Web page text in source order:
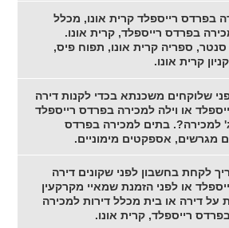
בפרדס רייספלד קרית אונו, מכלל
בפרדס רייספלד, קרית אונו.
ספריה קרית אונו, תפוח פיס,
קרית אונו.
שלוקחים משכנתא בכדי לקנות דירה
או וילה למכירה בפרדס רייספלד
למכירה?. בתים למכירה בפרדס
מגרשים, אספקטים מימוניים.
לקחת בחשבון לפני שקונים דירה
או לפני הזמנת שמאיי מקרקעין
על דירה או בית מכלל דירות למכירה
רייספלד, קרית אונו.